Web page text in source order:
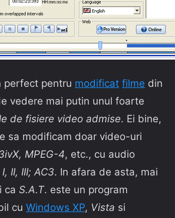
perfect pentru modificat filme din
vedere mai putin unul foarte
de fisiere video admise. Ei bine,
sa modificam doar video-uri
MPEG-4, etc., cu audio
II, III; AC3. In afara de asta, mai
ca S.A.T. este un program
cu Windows XP, Vista si